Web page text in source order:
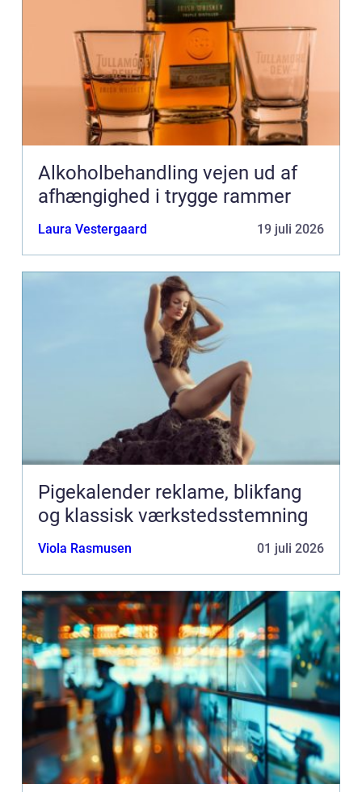
Alkoholbehandling vejen ud af
afhængighed i trygge rammer
Laura Vestergaard 19 juli 2026
Pigekalender reklame, blikfang
og klassisk værkstedsstemning
Viola Rasmusen 01 juli 2026